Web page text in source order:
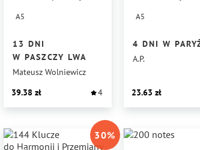
A5
13 DNI
W PASZCZY LWA
Mateusz Wolniewicz
39.38
4
A5
4 DNI W
A.P.
23.63
30%